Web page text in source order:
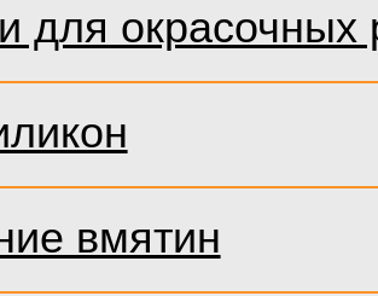
для окрасочных
вмятин